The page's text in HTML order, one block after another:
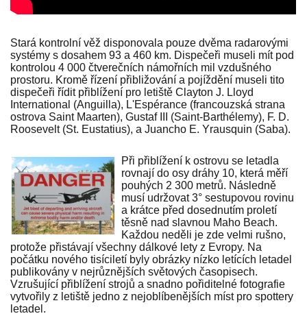
Stará kontrolní věž disponovala pouze dvěma radarovými
systémy s dosahem 93 a 460 km. Dispečeři museli mít pod
kontrolou 4 000 čtverečních námořních mil vzdušného
prostoru. Kromě řízení přibližování a pojíždění museli tito
dispečeři řídit přiblížení pro letiště Clayton J. Lloyd
International (Anguilla), L'Espérance (francouzská strana
ostrova Saint Maarten), Gustaf III (Saint-Barthélemy), F. D.
Roosevelt (St. Eustatius), a Juancho E. Yrausquin (Saba).
Při přiblížení k ostrovu se letadla
rovnají do osy dráhy 10, která měří
pouhých 2 300 metrů. Následně
musí udržovat 3° sestupovou rovinu
a krátce před dosednutím proletí
těsně nad slavnou Maho Beach.
Každou neděli je zde velmi rušno,
protože přistávají všechny dálkové lety z Evropy. Na
počátku nového tisíciletí byly obrázky nízko letících letadel
publikovány v nejrůznějších světových časopisech.
Vzrušující přiblížení strojů a snadno pořiditelné fotografie
vytvořily z letiště jedno z nejoblíbenějších míst pro spottery
letadel.